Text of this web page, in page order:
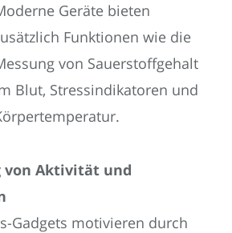
Geräte bieten
Funktionen wie die
von Sauerstoffgehalt
Blut, Stressindikatoren und
von Aktivität und
Gadgets motivieren durch